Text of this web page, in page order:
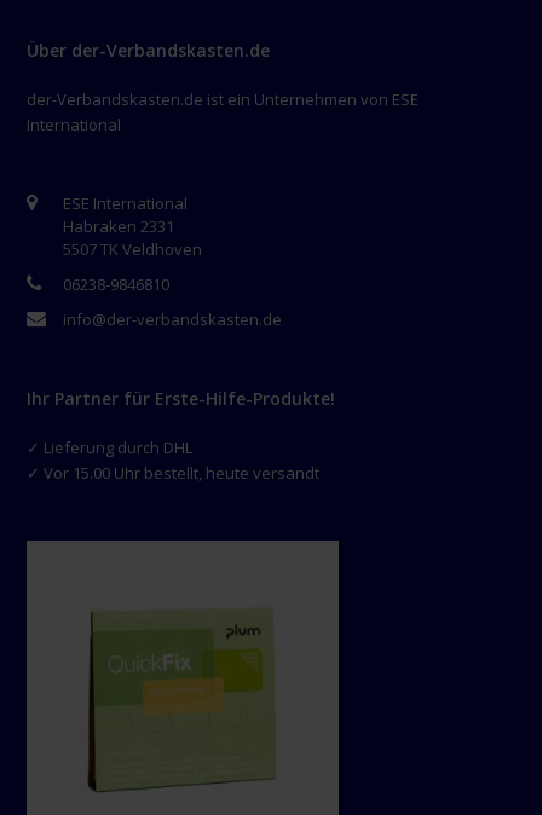
Über der-Verbandskasten.de
der-Verbandskasten.de ist ein Unternehmen von ESE
International
ESE International
Habraken 2331
5507 TK Veldhoven
06238-9846810
info@der-verbandskasten.de
Ihr Partner für Erste-Hilfe-Produkte!
✓ Lieferung durch DHL
✓ Vor 15.00 Uhr bestellt, heute versandt